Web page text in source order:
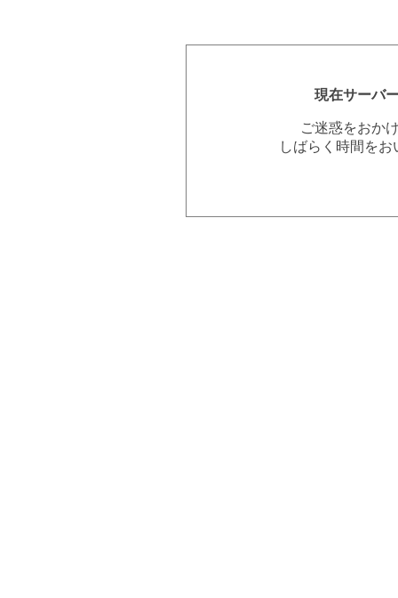
現在サーバ
ご迷惑をおか
しばらく時間を